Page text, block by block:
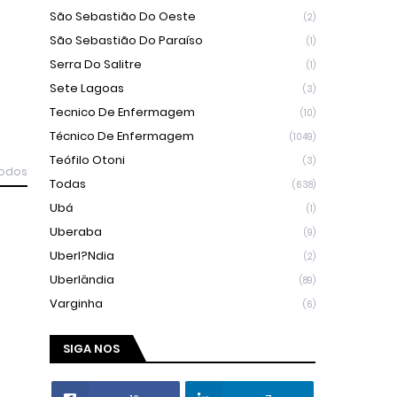
São Sebastião Do Oeste
(2)
São Sebastião Do Paraíso (1)
Serra Do Salitre (1)
Sete Lagoas (3)
Tecnico De Enfermagem (10)
Técnico De Enfermagem (1049)
Teófilo Otoni (3)
Todas (638)
Ubá (1)
Uberaba (9)
Uberl?ndia (2)
Uberlândia (89)
Varginha (6)
SIGA NOS